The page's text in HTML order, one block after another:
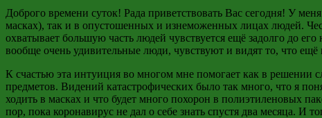
Доброго времени суток! Рада приветствовать Вас сегодня! У
масках), так и в опустошенных и изнеможенных лицах людей.
охватывает большую часть людей чувствуется ещё задолго до
вообще очень удивительные люди, чувствуют и видят то, что ещё
К счастью эта интуиция во многом мне помогает как в решении
предметов. Видений катастрофических было так много, что я
ходить в масках и что будет много похорон в полиэтиленовых
пор, пока коронавирус не дал о себе знать спустя два месяца. И